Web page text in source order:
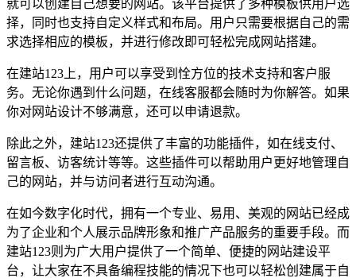
就可以创建自己想要的网站。该平台提供了多种模板供用户选
择，同时也支持自定义样式和布局。用户只需要根据自己的需
求选择相应的模板，并进行修改即可轻松完成网站搭建。
在建站123上，用户可以享受到恮方位的技术支持和客户服
务。无论你遇到什么问题，在线客服都会随时为你解答。如果
你对网站设计不够满意，还可以申请退款。
除此之外，建站123还提供了丰富的功能插件，如在线支付、
留言板、访客统计等等。这些插件可以帮助用户更好地管理自
己的网站，并与访问者进行互动沟通。
在如今数字化时代，拥有一个专业、易用、美观的网站已经成
为了企业和个人展示品牌形象和推广产品服务的重要手段。而
建站123则为广大用户提供了一个简单、便捷的网站建设平
台，让大家在不具备编程技能的情况下也可以轻松创建属于自